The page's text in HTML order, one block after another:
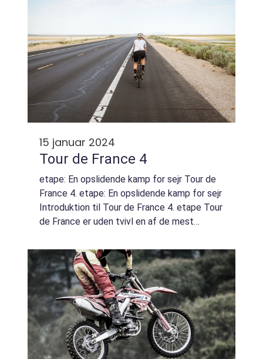
15 januar 2024
Tour de France 4
etape: En opslidende kamp for sejr Tour de
France 4. etape: En opslidende kamp for sejr
Introduktion til Tour de France 4. etape Tour
de France er uden tvivl en af de mest
Den 4. etape af dette legendaris...